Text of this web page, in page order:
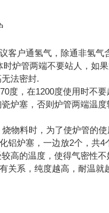
客户通氢气，除通非氢
炉管两端不要站人，如
法密封.
度，在1200度使用时不要
炉塞，否则炉管两端温
的温场。
烧物料时，为了使炉管
铝炉塞，一边放2个，共
高的温度，使得气密性
关系，纯度越高，耐温就